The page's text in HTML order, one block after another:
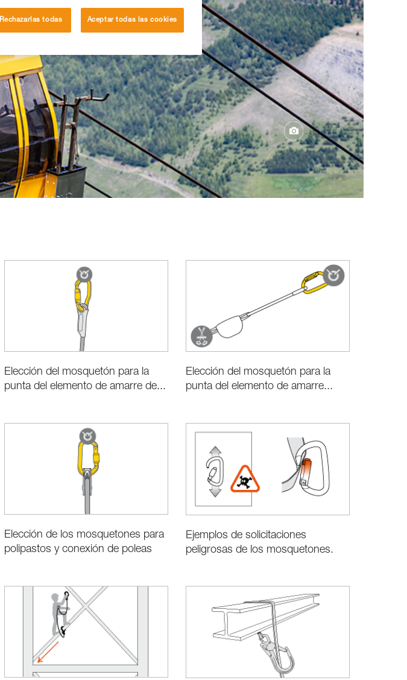
Elección del mosquetón para la
punta del elemento de amarre de...
Elección del mosquetón para la
punta del elemento de amarre...
Elección de los mosquetones para
polipastos y conexión de poleas
Ejemplos de solicitaciones
peligrosas de los mosquetones.
Rechazarlas todas Aceptar todas las cookies